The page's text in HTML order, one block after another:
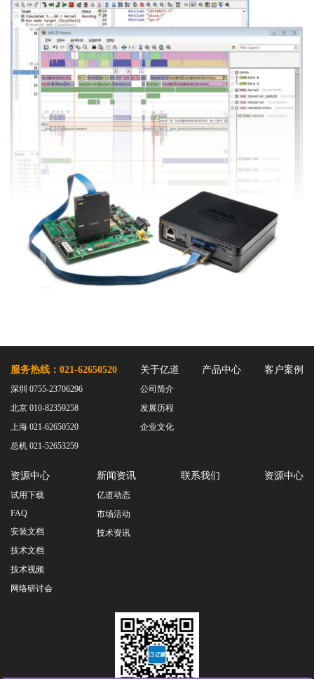
服务热线：021-62650520
深圳 0755-23706296
北京 010-82359258
上海 021-62650520
总机 021-52653259
关于亿道
公司简介
发展历程
企业文化
产品中心 客户案例
资源中心
试用下载
FAQ
安装文档
技术文档
技术视频
网络研讨会
新闻资讯
亿道动态
市场活动
技术资讯
联系我们 资源中心